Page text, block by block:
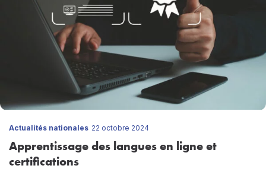
Actualités nationales 22 octobre 2024
Apprentissage des langues en ligne et
certifications